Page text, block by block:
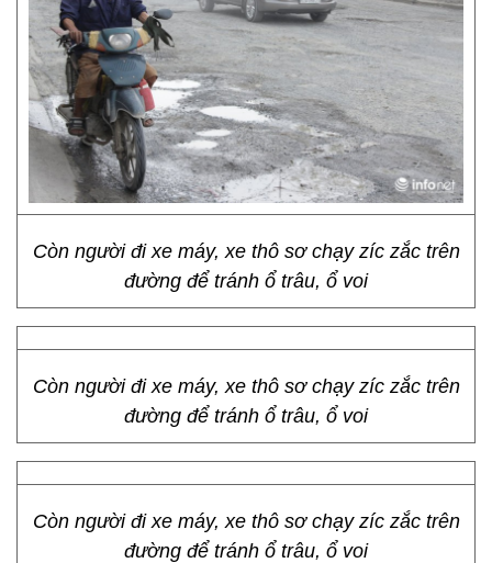
Còn người đi xe máy, xe thô sơ chạy zíc zắc trên
đường để tránh ổ trâu, ổ voi
Còn người đi xe máy, xe thô sơ chạy zíc zắc trên
đường để tránh ổ trâu, ổ voi
Còn người đi xe máy, xe thô sơ chạy zíc zắc trên
đường để tránh ổ trâu, ổ voi